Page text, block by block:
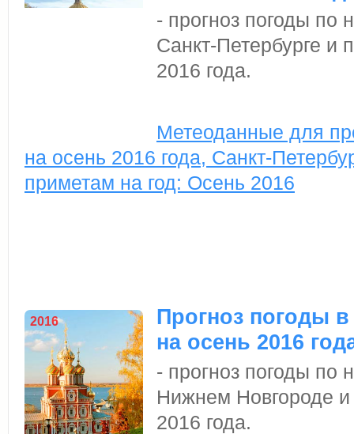
- прогноз погоды по
Санкт-Петербурге и
2016 года.
Метеоданные для
на осень 2016 года, Санкт-
приметам на год: Осень 2016
2016
Прогноз погоды
на осень 2016
- прогноз погоды по
Нижнем Новгороде и
2016 года.